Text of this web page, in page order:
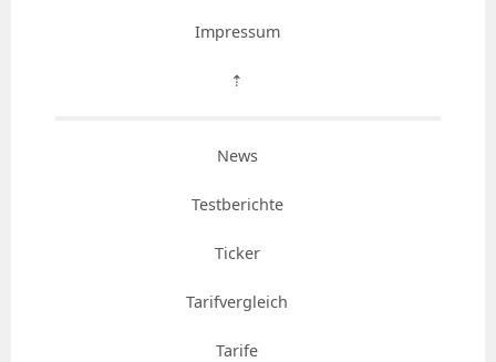
Impressum
⇡
News
Testberichte
Ticker
Tarifvergleich
Tarife